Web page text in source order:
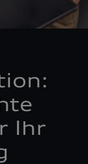
Ihr